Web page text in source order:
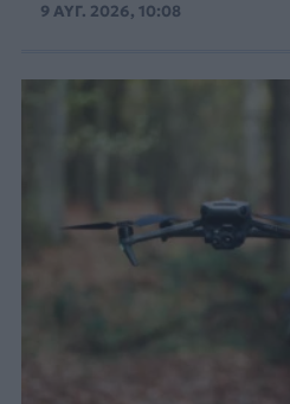
9 ΑΥΓ. 2026, 10:08